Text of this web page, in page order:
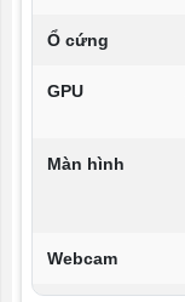
Ổ cứng
GPU
Màn hình
Webcam